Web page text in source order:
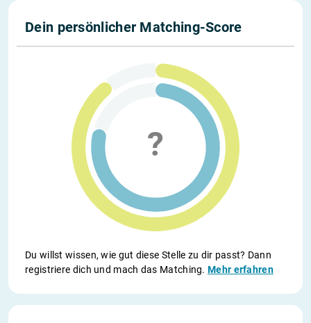
Dein persönlicher Matching-Score
Du willst wissen, wie gut diese Stelle zu dir passt? Dann
registriere dich und mach das Matching.Mehr erfahren